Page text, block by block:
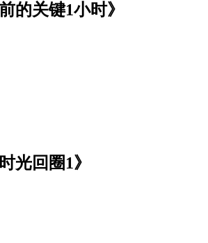
的关键1小时》
光回圈1》